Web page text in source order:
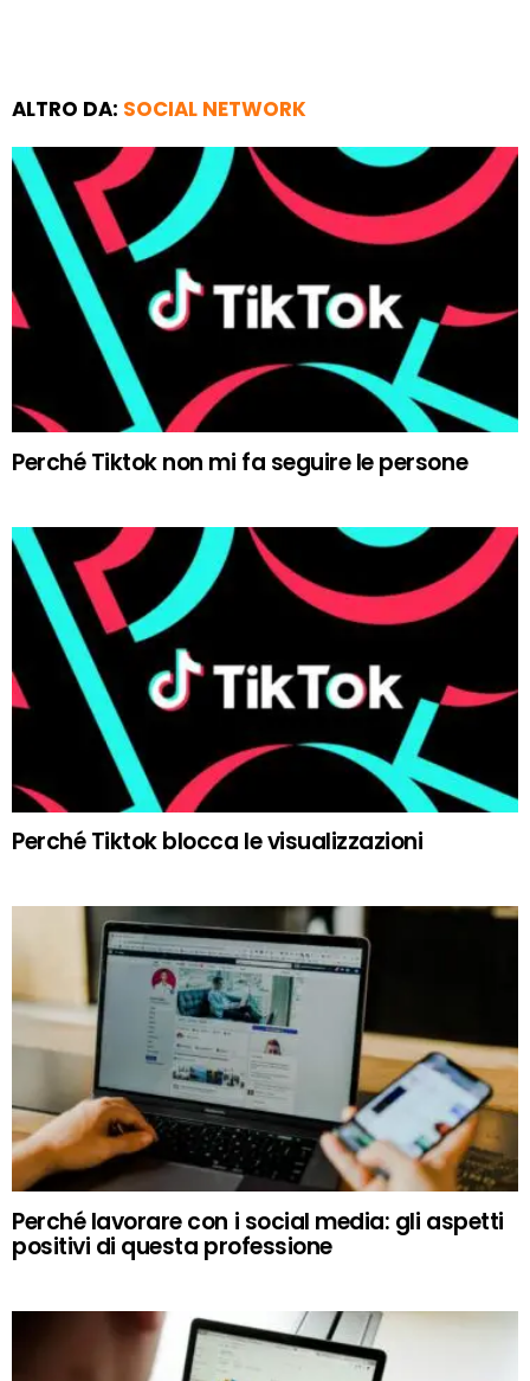
ALTRO DA: SOCIAL NETWORK
Perché Tiktok non mi fa seguire le persone
Perché Tiktok blocca le visualizzazioni
Perché lavorare con i social media: gli aspetti
positivi di questa professione